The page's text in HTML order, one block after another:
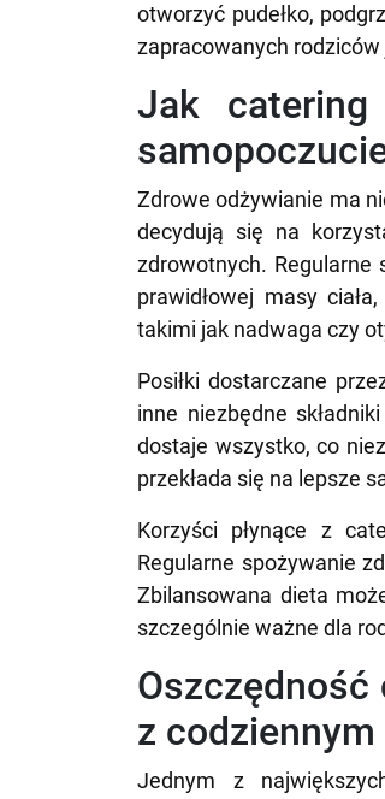
otworzyć pudełko,
zapracowanych
Jak
Zdrowe odżywianie ma
decydują się na
zdrowotnych. Regularne
prawidłowej masy
takimi jak nadwaga czy
Posiłki dostarczane
inne niezbędne
dostaje wszystko, co
przekłada się na lepsze
Korzyści płynące z
Regularne spożywanie
Zbilansowana dieta
szczególnie ważne dla
z
Jednym z